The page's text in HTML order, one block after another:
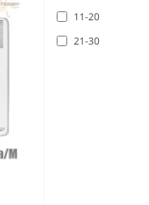
11-20
21-30